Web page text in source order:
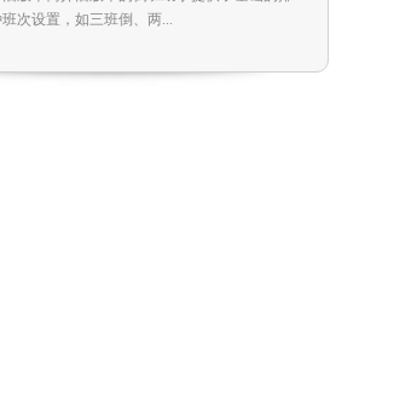
次设置，如三班倒、两...